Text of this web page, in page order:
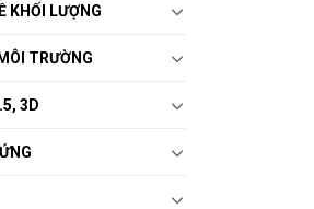
KHỐI LƯỢNG
TRƯỜNG
3D